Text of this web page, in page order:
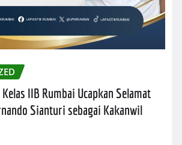
IIB Rumbai Ucapkan Selamat
Sianturi sebagai Kakanwil